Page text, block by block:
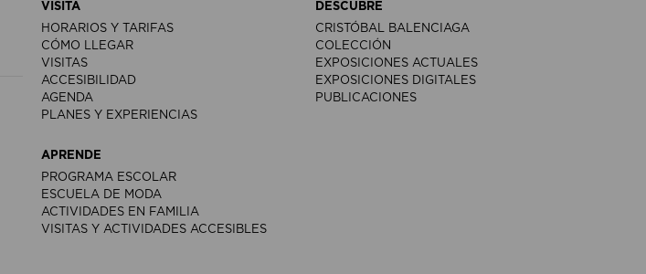
VISITA
HORARIOS Y TARIFAS
CÓMO LLEGAR
VISITAS
ACCESIBILIDAD
AGENDA
PLANES Y EXPERIENCIAS
DESCUBRE
CRISTÓBAL BALENCIAGA
COLECCIÓN
EXPOSICIONES ACTUALES
EXPOSICIONES DIGITALES
PUBLICACIONES
APRENDE
PROGRAMA ESCOLAR
ESCUELA DE MODA
ACTIVIDADES EN FAMILIA
VISITAS Y ACTIVIDADES ACCESIBLES